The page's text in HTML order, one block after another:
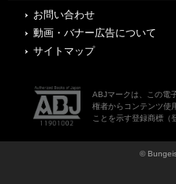
お問い合わせ
動画・バナー広告について
サイトマップ
ABJマークは、この電
権者からコンテンツ使
ことを示す登録商標（
©